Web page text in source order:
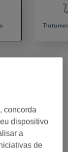
desde € 10
desde € 5
concorda
dispositivo
a
de